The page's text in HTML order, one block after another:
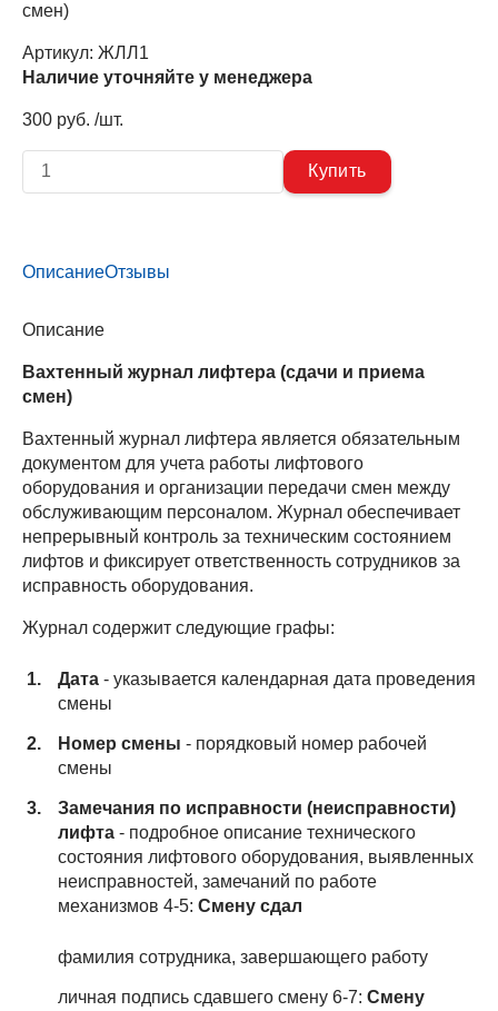
смен)
Артикул: ЖЛЛ1
Наличие уточняйте у менеджера
300 руб. /шт.
ОписаниеОтзывы
Описание
Вахтенный журнал лифтера (сдачи и приема
смен)
Вахтенный журнал лифтера является обязательным
документом для учета работы лифтового
оборудования и организации передачи смен между
обслуживающим персоналом. Журнал обеспечивает
непрерывный контроль за техническим состоянием
лифтов и фиксирует ответственность сотрудников за
исправность оборудования.
Журнал содержит следующие графы:
Дата - указывается календарная дата проведения
смены
Номер смены - порядковый номер рабочей
смены
Замечания по исправности (неисправности)
лифта - подробное описание технического
состояния лифтового оборудования, выявленных
неисправностей, замечаний по работе
механизмов 4-5: Смену сдал
фамилия сотрудника, завершающего работу
личная подпись сдавшего смену 6-7: Смену